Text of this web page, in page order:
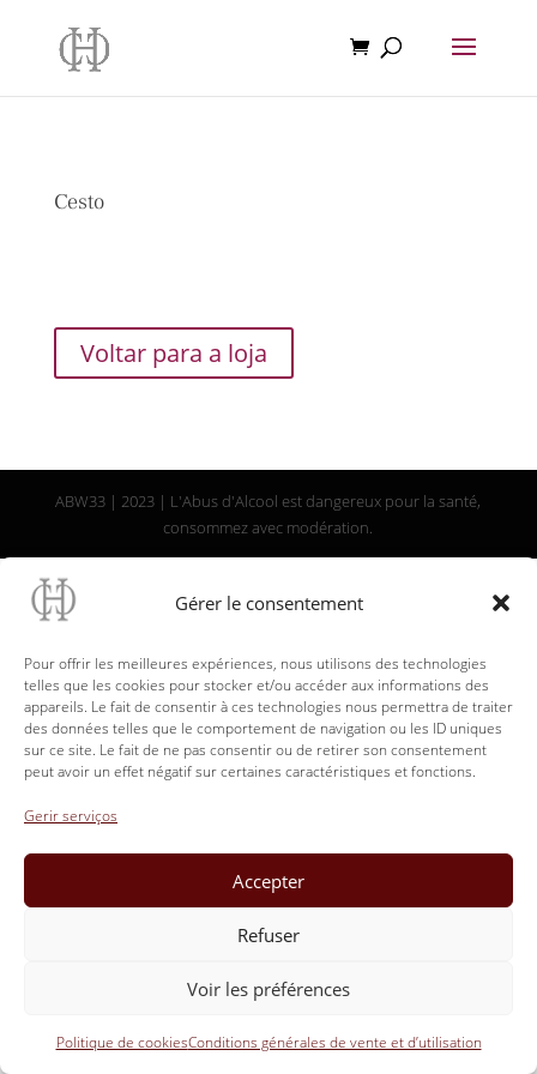
Gérer le consentement
Pour offrir les meilleures expériences, nous utilisons des technologies
telles que les cookies pour stocker et/ou accéder aux informations des
appareils. Le fait de consentir à ces technologies nous permettra de traiter
des données telles que le comportement de navigation ou les ID uniques
sur ce site. Le fait de ne pas consentir ou de retirer son consentement
peut avoir un effet négatif sur certaines caractéristiques et fonctions.
Gerir serviços
Accepter
Refuser
Voir les préférences
Politique de cookiesConditions générales de vente et d’utilisation
Cesto
Voltar para a loja
ABW33 | 2023 | L'Abus d'Alcool est dangereux pour la santé,
consommez avec modération.